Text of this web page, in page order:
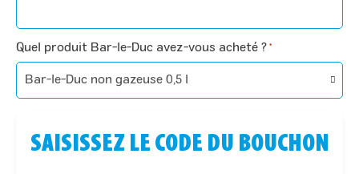
Quel produit Bar-le-Duc avez-vous acheté ? *
SAISISSEZ LE CODE DU BOUCHON